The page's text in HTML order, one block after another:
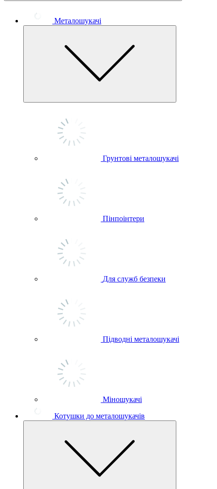
Металошукачі
Грунтові металошукачі
Пінпоінтери
Для служб безпеки
Підводні металошукачі
Міношукачі
Котушки до металошукачів